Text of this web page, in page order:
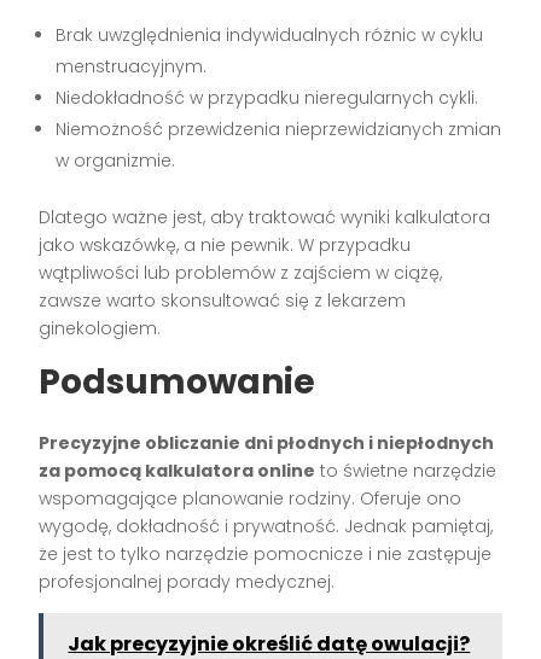
Brak uwzględnienia indywidualnych różnic w cyklu
menstruacyjnym.
Niedokładność w przypadku nieregularnych cykli.
Niemożność przewidzenia nieprzewidzianych zmian
w organizmie.
Dlatego ważne jest, aby traktować wyniki kalkulatora
jako wskazówkę, a nie pewnik. W przypadku
wątpliwości lub problemów z zajściem w ciążę,
zawsze warto skonsultować się z lekarzem
ginekologiem.
Podsumowanie
Precyzyjne obliczanie dni płodnych i niepłodnych
za pomocą kalkulatora online to świetne narzędzie
wspomagające planowanie rodziny. Oferuje ono
wygodę, dokładność i prywatność. Jednak pamiętaj,
że jest to tylko narzędzie pomocnicze i nie zastępuje
profesjonalnej porady medycznej.
Jak precyzyjnie określić datę owulacji?